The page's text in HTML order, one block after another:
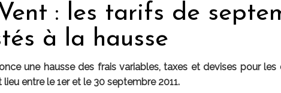
: les tarifs de
à la hausse
une hausse des frais variables, taxes et devises pour
entre le 1er et le 30 septembre 2011.